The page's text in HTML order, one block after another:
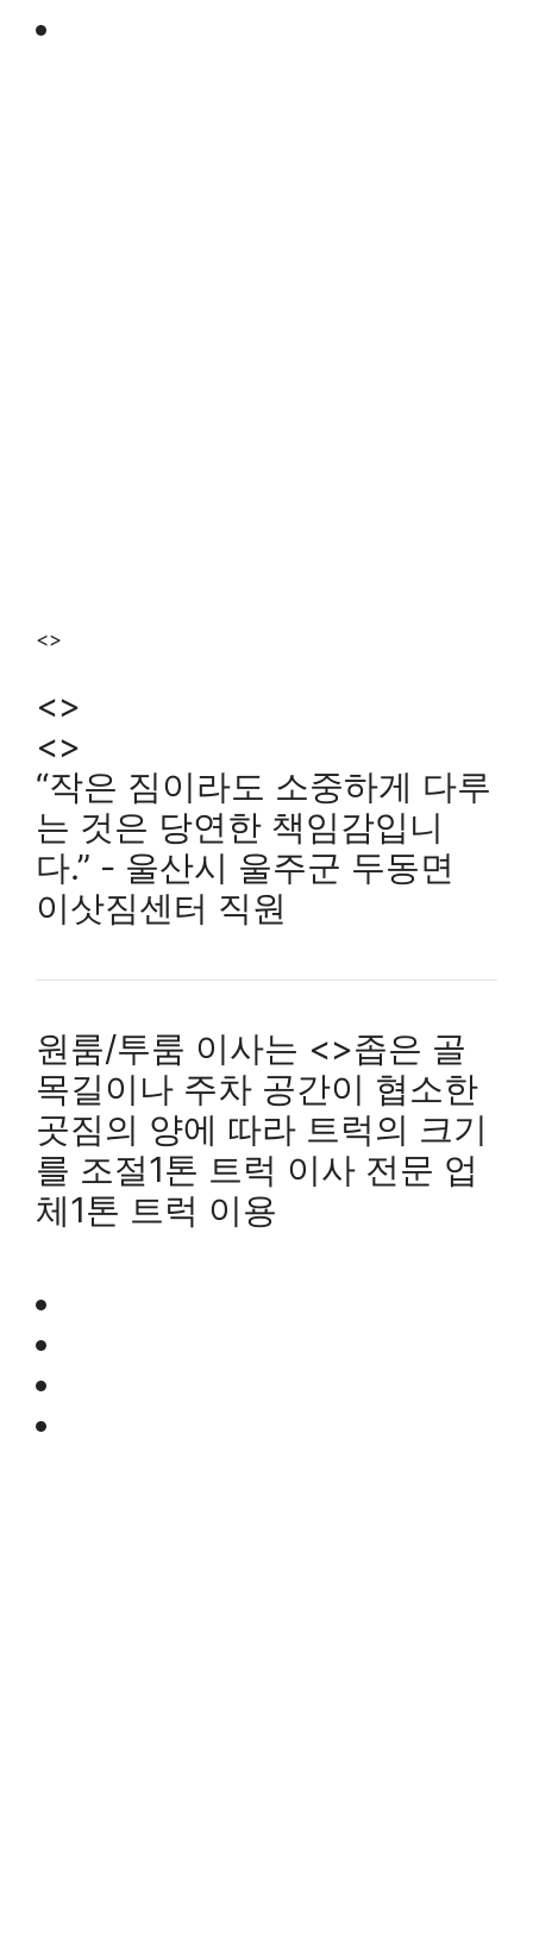
<>
<>
<>
“작은 짐이라도 소중하게 다루
는 것은 당연한 책임감입니
다.” - 울산시 울주군 두동면
이삿짐센터 직원
원룸/투룸 이사는 <>좁은 골
목길이나 주차 공간이 협소한
곳짐의 양에 따라 트럭의 크기
를 조절1톤 트럭 이사 전문 업
체1톤 트럭 이용